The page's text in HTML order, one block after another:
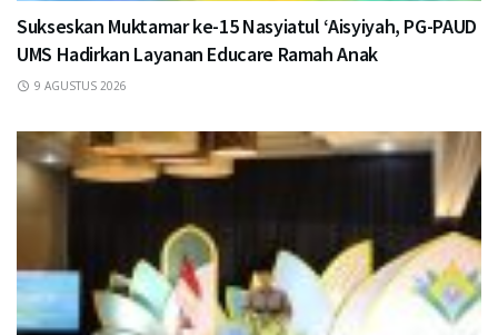
Sukseskan Muktamar ke-15 Nasyiatul ‘Aisyiyah, PG-PAUD
UMS Hadirkan Layanan Educare Ramah Anak
9 AGUSTUS 2026